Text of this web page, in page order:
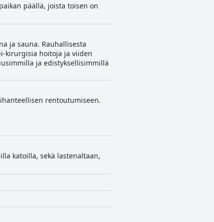
päällä, joista toisen on
ja sauna. Rauhallisesta
kirurgisia hoitoja ja viiden
ja edistyksellisimmillä
rentoutumiseen.
katoilla, sekä lastenaltaan,